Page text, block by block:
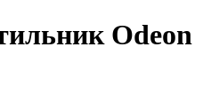
Odeon